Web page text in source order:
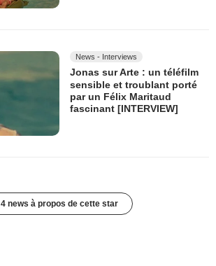
News - Interviews
Jonas sur Arte : un téléfilm
sensible et troublant porté
par un Félix Maritaud
fascinant [INTERVIEW]
4 news à propos de cette star